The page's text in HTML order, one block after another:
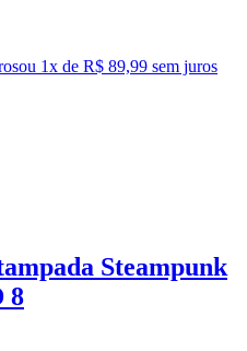
ou 1x de R$ 89,99 sem juros
Steampunk
8